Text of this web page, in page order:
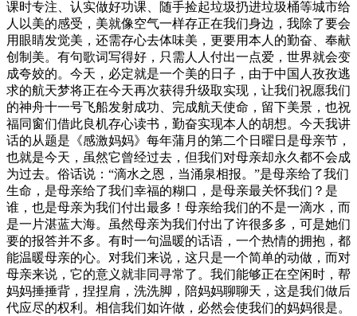
课时专注、认实做好功课、随手捡起垃圾扔进垃圾桶等城市给
人以美的感受，美就像空气一样存正在我们身边，我除了要会
用眼睛发觉美，还需存心去体味美，更要用本人的勤奋、奉献
创制美。有句歌词写得好，只需人人付出一点爱，世界就会变
成夸姣的。今天，必定就是一个美的日子，由于中国人孜孜逃
求的航天梦将正在今天再次获得升级取实现，让我们祝愿我们
的神舟十一号飞船发射成功、完成航天使命，留下美景，也祝
福同窗们借此良机存心读书，勤奋实现本人的胡想。今天我讲
话的从题是《感激妈妈》每年蒲月的第二个日曜日是母亲节，
也就是今天，虽然它曾经过去，但我们对母亲却永久都不会成
为过去。俗话说：“滴水之恩，当涌泉相报。”是母亲给了我们
生命，是母亲给了我们幸福的糊口，是母亲最关怀我们？是
谁，也是母亲为我们付出最多！母亲给我们的不是一滴水，而
是一片湛蓝大海。虽然母亲为我们付出了许很多多，可是她们
要的报答并不多。有时一句温暖的话语，一个热情的拥抱，都
能温暖母亲的心。对我们来说，这只是一个简单的动做，而对
母亲来说，它的意义就非同寻常了。我们能够正在空闲时，帮
妈妈捶捶背，捏捏肩，洗洗脚，陪妈妈聊聊天，这是我们做后
代应尽的权利。相信我们如许做，必然会使我们的妈妈很是。